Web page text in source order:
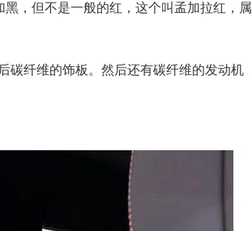
，但不是一般的红，这个叫孟加拉红，属
碳纤维的饰板。然后还有碳纤维的发动机